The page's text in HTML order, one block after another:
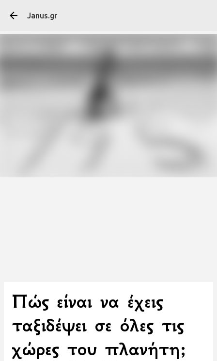
Janus.gr
Πώς είναι να έχεις
ταξιδέψει σε όλες τις
χώρες του πλανήτη;